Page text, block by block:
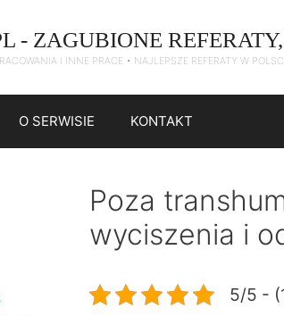
- ZAGUBIONE
I INNE PRACE • NAJLEPSZE REFERATY W
O SERWISIE KONTAKT
Poza
wyciszenia i
5/5 -